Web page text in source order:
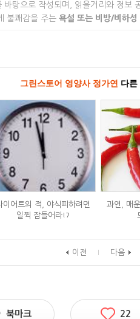
탕으로 작성되며, 읽을거리와 정보
불쾌감을 주는 욕설 또는 비방/비하
그린스토어 영양사 정가연 다른
이어트의 적, 야식피하려면
일찍 잠들어라!?
과연, 매
이전 다음
북마크 22